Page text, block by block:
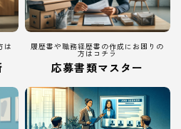
は 履歴書や職務経歴書の作成にお困りの
方はコチラ
応募書類マスター